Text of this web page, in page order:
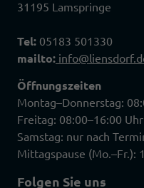
31195 Lamspringe
Tel: 05183 501330
mailto:
Öffnungszeiten
Montag–Donnerstag:
Freitag: 08:00–16:00 Uhr
Samstag: nur nach
Mittagspause (Mo.–Fr.):
Folgen Sie uns